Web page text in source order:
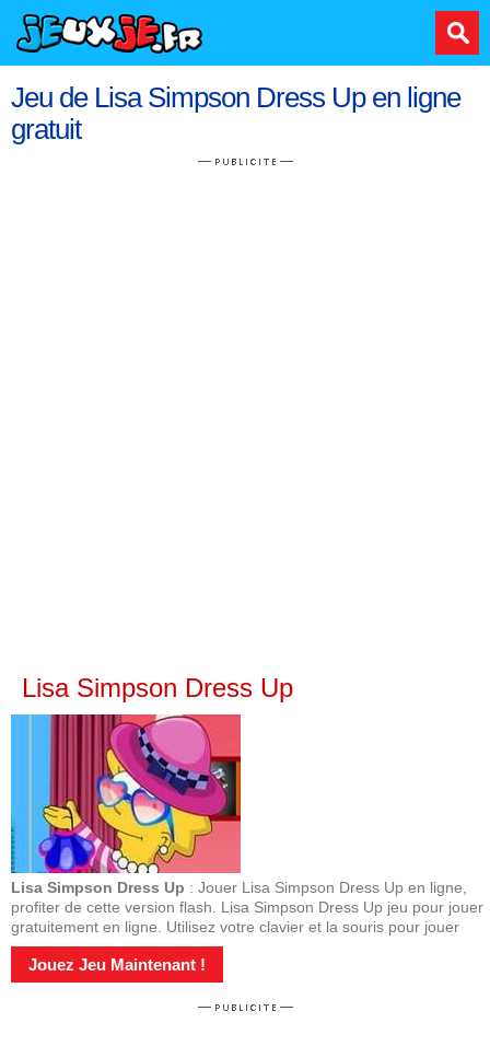
Jeu de Lisa Simpson Dress Up en ligne
gratuit
Lisa Simpson Dress Up
Lisa Simpson Dress Up : Jouer Lisa Simpson Dress Up en ligne,
profiter de cette version flash. Lisa Simpson Dress Up jeu pour jouer
gratuitement en ligne. Utilisez votre clavier et la souris pour jouer
Jouez Jeu Maintenant !